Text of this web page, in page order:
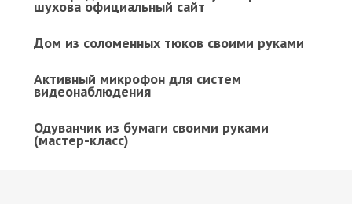
шухова официальный сайт
Дом из соломенных тюков своими руками
Активный микрофон для систем
видеонаблюдения
Одуванчик из бумаги своими руками
(мастер-класс)